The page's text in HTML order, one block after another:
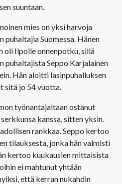
suuntaan.
mies on yksi harvoja
Suomessa. Hänen
oli Ilpolle onnenpotku, sillä
puhaltajista Seppo Karjalainen
Hän aloitti lasinpuhalluksen
sitä jo 54 vuotta.
työnantajaltaan ostanut
kanssa, sitten yksin.
rankkaa. Seppo kertoo
tilauksesta, jonka hän valmisti
kertoo kuukausien mittaisista
ei mahtunut yhtään
että kerran nukahdin